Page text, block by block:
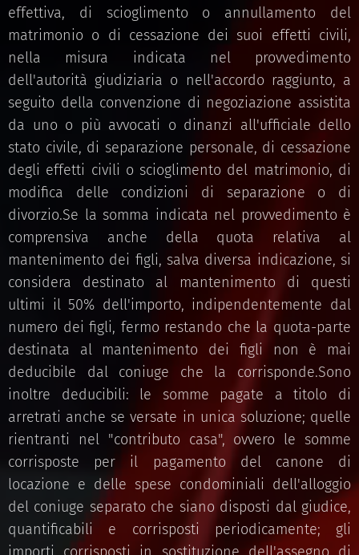
effettiva, di scioglimento o annullamento del
matrimonio o di cessazione dei suoi effetti civili,
nella misura indicata nel provvedimento
dell'autorità giudiziaria o nell'accordo raggiunto, a
seguito della convenzione di negoziazione assistita
da uno o più avvocati o dinanzi all'ufficiale dello
stato civile, di separazione personale, di cessazione
degli effetti civili o scioglimento del matrimonio, di
modifica delle condizioni di separazione o di
divorzio.Se la somma indicata nel provvedimento è
comprensiva anche della quota relativa al
mantenimento dei figli, salva diversa indicazione, si
considera destinato al mantenimento di questi
ultimi il 50% dell'importo, indipendentemente dal
numero dei figli, fermo restando che la quota-parte
destinata al mantenimento dei figli non è mai
deducibile dal coniuge che la corrisponde.Sono
inoltre deducibili: le somme pagate a titolo di
arretrati anche se versate in unica soluzione; quelle
rientranti nel "contributo casa", ovvero le somme
corrisposte per il pagamento del canone di
locazione e delle spese condominiali dell'alloggio
del coniuge separato che siano disposti dal giudice,
quantificabili e corrisposti periodicamente; gli